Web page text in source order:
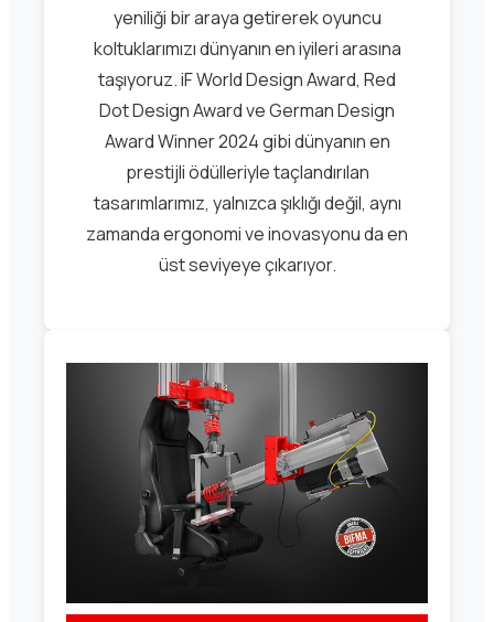
yeniliği bir araya getirerek oyuncu
koltuklarımızı dünyanın en iyileri arasına
taşıyoruz. iF World Design Award, Red
Dot Design Award ve German Design
Award Winner 2024 gibi dünyanın en
prestijli ödülleriyle taçlandırılan
tasarımlarımız, yalnızca şıklığı değil, aynı
zamanda ergonomi ve inovasyonu da en
üst seviyeye çıkarıyor.